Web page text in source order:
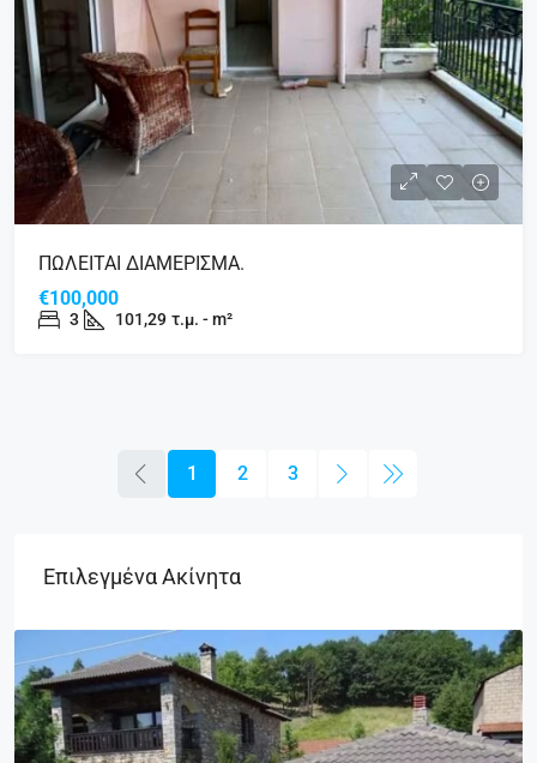
ΠΩΛΕΙΤΑΙ ΔΙΑΜΕΡΙΣΜΑ.
€100,000
3 101,29 τ.μ. - m²
1 2 3
Επιλεγμένα Ακίνητα